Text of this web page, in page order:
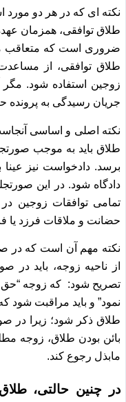
نکته ای که در هر دو مورد
طلاق توافقی، همزمان
ضروری است که متعاقب
طلاق توافقی، از
زوجین استفاده شود. مگر
جریان رسیدگی به
نکته اصلی و اساسی
طلاق باید به موجب
برسد. دادخواست نیز
دادگاه شود.در این
تمامی توافقات زوجین
حضانت و ملاقات فرزد
نکته مهم آن است که در
از ناحیه زوجه، باید در
تصریح شود: که زوجه
نمود” و باید مراقبت شود
طلاق ذکر شود؛ زیرا در
بائن بودن طلاق، زوجه
مابذل رجوع کند.
در چنین حالتی،